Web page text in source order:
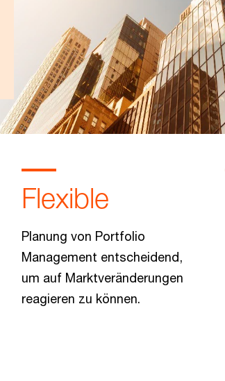
Flexible
Planung von Portfolio
Management entscheidend,
um auf Marktveränderungen
reagieren zu können.